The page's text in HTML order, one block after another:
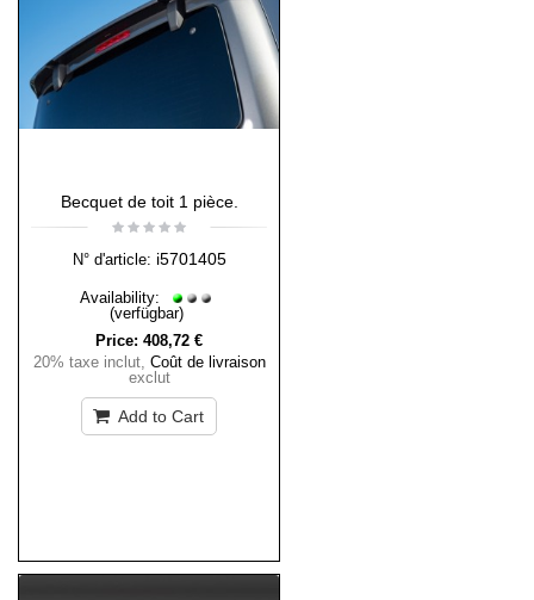
Becquet de toit 1 pièce.
N° d'article: i5701405
Availability:
(verfügbar)
Price: 408,72 €
20% taxe inclut, Coût de livraison
exclut
Add to Cart